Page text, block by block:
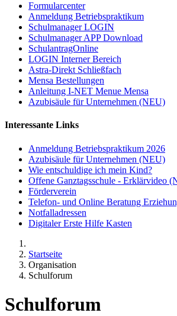
Formularcenter
Anmeldung Betriebspraktikum
Schulmanager LOGIN
Schulmanager APP Download
SchulantragOnline
LOGIN Interner Bereich
Astra-Direkt Schließfach
Mensa Bestellungen
Anleitung I-NET Menue Mensa
Azubisäule für Unternehmen (NEU)
Interessante Links
Anmeldung Betriebspraktikum 2026
Azubisäule für Unternehmen (NEU)
Wie entschuldige ich mein Kind?
Offene Ganztagsschule - Erklärvideo
Förderverein
Telefon- und Online Beratung
Notfalladressen
Digitaler Erste Hilfe Kasten
Startseite
Organisation
Schulforum
Schulforum